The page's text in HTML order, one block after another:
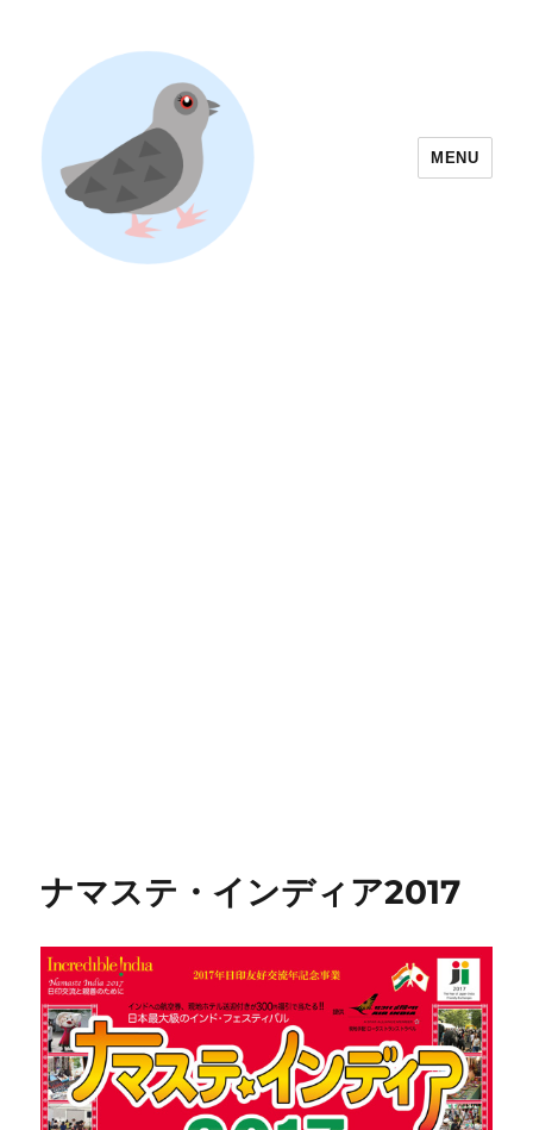
MENU
ナマステ・インディア2017